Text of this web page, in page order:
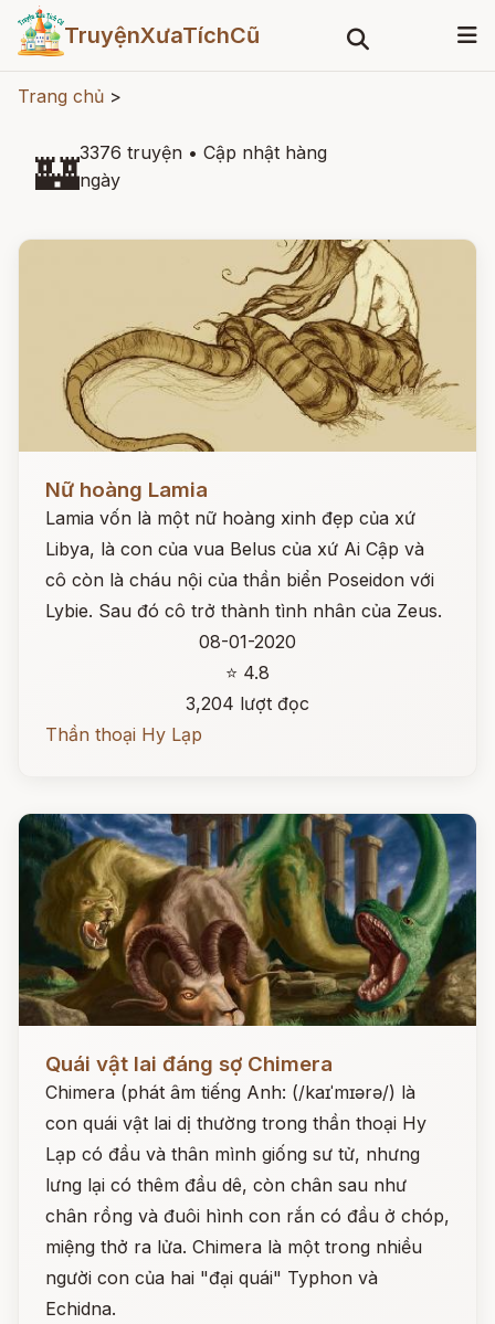
TruyệnXưaTíchCũ
Trang chủ >
🏰3376 truyện • Cập nhật hàng
ngày
Nữ hoàng Lamia
Lamia vốn là một nữ hoàng xinh đẹp của xứ
Libya, là con của vua Belus của xứ Ai Cập và
cô còn là cháu nội của thần biển Poseidon với
Lybie. Sau đó cô trở thành tình nhân của Zeus.
08-01-2020
⭐ 4.8
3,204 lượt đọc
Thần thoại Hy Lạp
Quái vật lai đáng sợ Chimera
Chimera (phát âm tiếng Anh: (/kaɪˈmɪərə/) là
con quái vật lai dị thường trong thần thoại Hy
Lạp có đầu và thân mình giống sư tử, nhưng
lưng lại có thêm đầu dê, còn chân sau như
chân rồng và đuôi hình con rắn có đầu ở chóp,
miệng thở ra lửa. Chimera là một trong nhiều
người con của hai "đại quái" Typhon và
Echidna.